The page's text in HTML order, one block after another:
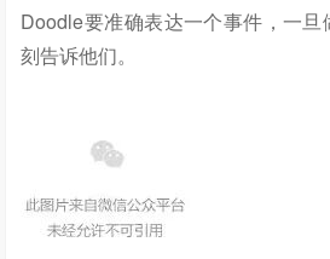
Doodle要准确表达一个事件，一
刻告诉他们。